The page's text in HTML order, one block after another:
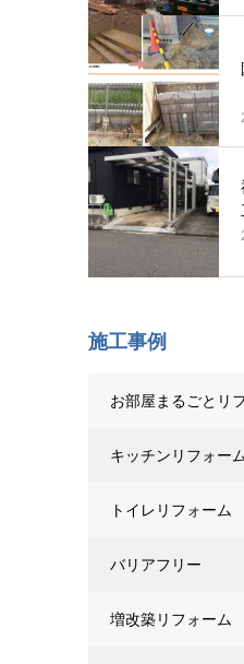
施工事例
お部屋まるごとリ
キッチンリフォー
トイレリフォーム
バリアフリー
増改築リフォーム